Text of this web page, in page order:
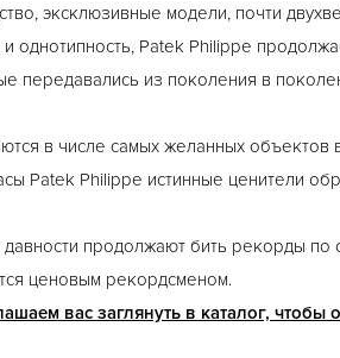
эксклюзивные модели, почти
и однотипность, Patek Philippe
передавались из поколения в
в числе самых желанных
Patek Philippe истинные ценители
продолжают бить рекорды по
ценовым рекордсменом.
вас заглянуть в каталог,